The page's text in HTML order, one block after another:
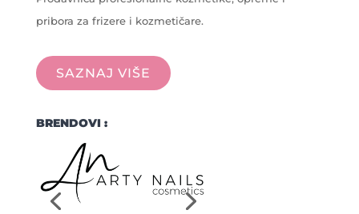
pribora za frizere i kozmetičare.
SAZNAJ VIŠE
BRENDOVI :